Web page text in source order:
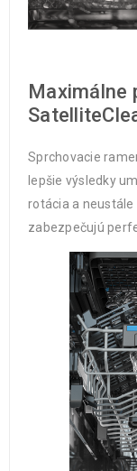
Maximálne
Sprchovacie
lepšie výsledky
rotácia a neustále
zabezpečujú